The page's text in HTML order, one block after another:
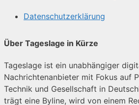
Datenschutzerklärung
Über Tageslage in Kürze
Tageslage ist ein unabhängiger
Nachrichtenanbieter mit Fokus auf
Technik und Gesellschaft in
trägt eine Byline, wird von einem